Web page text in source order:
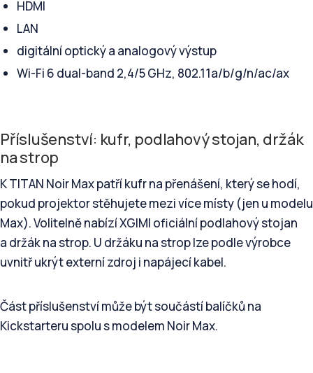
HDMI
LAN
digitální optický a analogový výstup
Wi-Fi 6 dual-band 2,4/5 GHz, 802.11a/b/g/n/ac/ax
Příslušenství: kufr, podlahový stojan, držák
na strop
K TITAN Noir Max patří kufr na přenášení, který se hodí,
pokud projektor stěhujete mezi více místy (jen u modelu
Max). Volitelně nabízí XGIMI oficiální podlahový stojan
a držák na strop. U držáku na strop lze podle výrobce
uvnitř ukrýt externí zdroj i napájecí kabel.
Část příslušenství může být součástí balíčků na
Kickstarteru spolu s modelem Noir Max.